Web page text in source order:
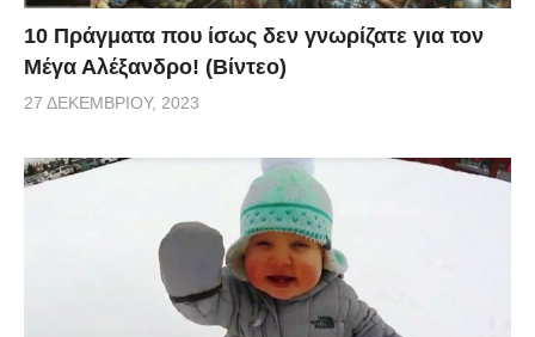
10 Πράγματα που ίσως δεν γνωρίζατε για τον
Μέγα Αλέξανδρο! (Βίντεο)
27 ΔΕΚΕΜΒΡΊΟΥ, 2023